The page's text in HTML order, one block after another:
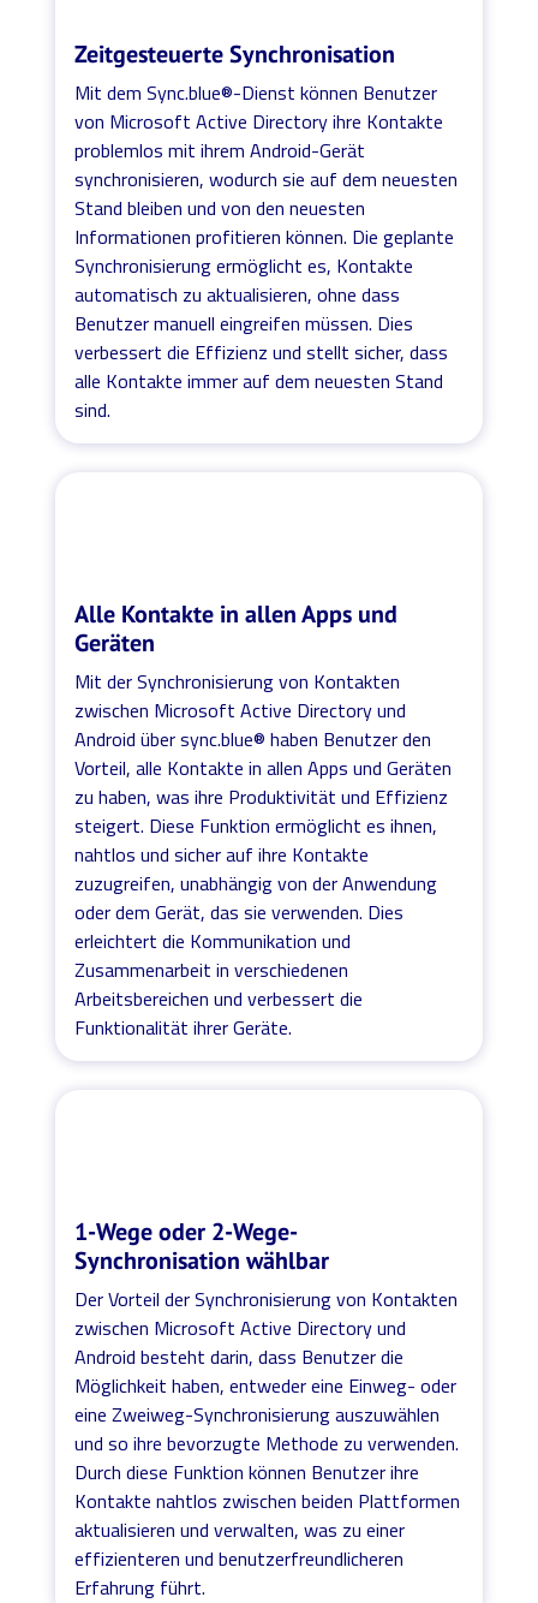
Zeitgesteuerte Synchronisation
Mit dem Sync.blue®-Dienst können Benutzer
von Microsoft Active Directory ihre Kontakte
problemlos mit ihrem Android-Gerät
synchronisieren, wodurch sie auf dem neuesten
Stand bleiben und von den neuesten
Informationen profitieren können. Die geplante
Synchronisierung ermöglicht es, Kontakte
automatisch zu aktualisieren, ohne dass
Benutzer manuell eingreifen müssen. Dies
verbessert die Effizienz und stellt sicher, dass
alle Kontakte immer auf dem neuesten Stand
sind.
Alle Kontakte in allen Apps und
Geräten
Mit der Synchronisierung von Kontakten
zwischen Microsoft Active Directory und
Android über sync.blue® haben Benutzer den
Vorteil, alle Kontakte in allen Apps und Geräten
zu haben, was ihre Produktivität und Effizienz
steigert. Diese Funktion ermöglicht es ihnen,
nahtlos und sicher auf ihre Kontakte
zuzugreifen, unabhängig von der Anwendung
oder dem Gerät, das sie verwenden. Dies
erleichtert die Kommunikation und
Zusammenarbeit in verschiedenen
Arbeitsbereichen und verbessert die
Funktionalität ihrer Geräte.
1-Wege oder 2-Wege-
Synchronisation wählbar
Der Vorteil der Synchronisierung von Kontakten
zwischen Microsoft Active Directory und
Android besteht darin, dass Benutzer die
Möglichkeit haben, entweder eine Einweg- oder
eine Zweiweg-Synchronisierung auszuwählen
und so ihre bevorzugte Methode zu verwenden.
Durch diese Funktion können Benutzer ihre
Kontakte nahtlos zwischen beiden Plattformen
aktualisieren und verwalten, was zu einer
effizienteren und benutzerfreundlicheren
Erfahrung führt.